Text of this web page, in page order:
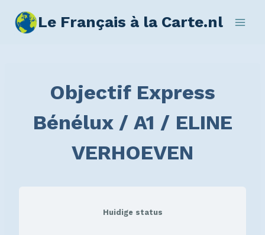
Le Français à la Carte.nl
Objectif Express
Bénélux / A1 / ELINE
VERHOEVEN
Huidige status